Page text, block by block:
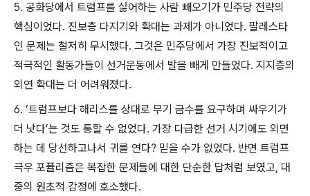
5. 공화당에서 트럼프를 싫어하는 사람 빼오기가 민주당 전략의
핵심이었다. 진보층 다지기와 확대는 과제가 아니었다. 팔레스타
인 문제는 철저히 무시했다. 그것은 민주당에서 가장 진보적이고
적극적인 활동가들이 선거운동에서 발을 빼게 만들었다. 지지층의
외연 확대는 더 어려워졌다.
6. ‘트럼프보다 해리스를 상대로 무기 금수를 요구하며 싸우기가
더 낫다’는 것도 통할 수 없었다. 가장 다급한 선거 시기에도 외면
하는 데 당선하고나서 귀를 연다? 믿을 수가 없었다. 반면 트럼프
극우 포퓰리즘은 복잡한 문제들에 대한 단순한 답처럼 보였고, 대
중의 원초적 감정에 호소했다.